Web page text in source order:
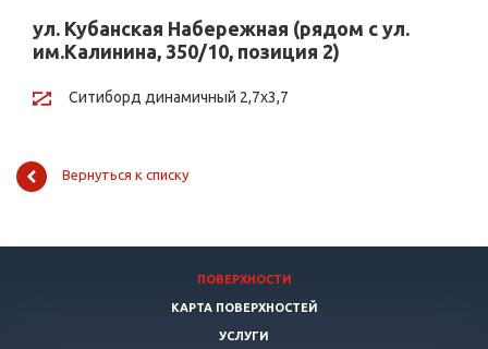
ул. Кубанская Набережная (рядом с ул.
им.Калинина, 350/10, позиция 2)
Ситиборд динамичный 2,7х3,7
Вернуться к списку
ПОВЕРХНОСТИ
КАРТА ПОВЕРХНОСТЕЙ
УСЛУГИ